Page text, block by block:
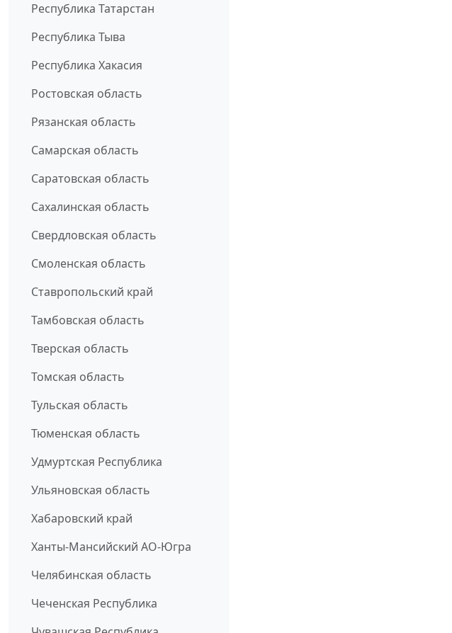
Республика Татарстан
Республика Тыва
Республика Хакасия
Ростовская область
Рязанская область
Самарская область
Саратовская область
Сахалинская область
Свердловская область
Смоленская область
Ставропольский край
Тамбовская область
Тверская область
Томская область
Тульская область
Тюменская область
Удмуртская Республика
Ульяновская область
Хабаровский край
Ханты-Мансийский АО-Югра
Челябинская область
Чеченская Республика